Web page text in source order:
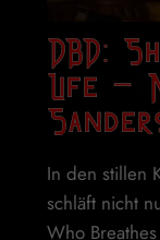
DBD:
Life –
In den stillen
schläft nicht
Who